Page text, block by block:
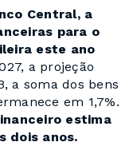
Central, a
para o
este ano
a projeção
a soma dos bens
em 1,7%.
estima
dois anos.